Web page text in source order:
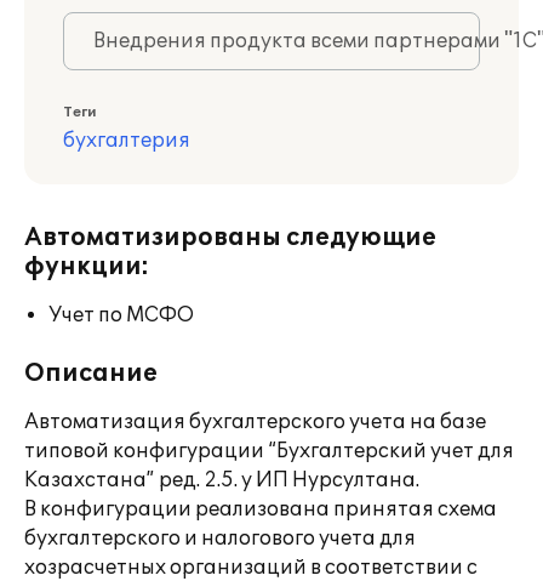
Внедрения продукта всеми партнерами
Теги
бухгалтерия
Автоматизированы следующие
функции:
Учет по МСФО
Описание
Автоматизация бухгалтерского учета на базе
типовой конфигурации “Бухгалтерский учет для
Казахстана” ред. 2.5. у ИП Нурсултана.
В конфигурации реализована принятая схема
бухгалтерского и налогового учета для
хозрасчетных организаций в соответствии с